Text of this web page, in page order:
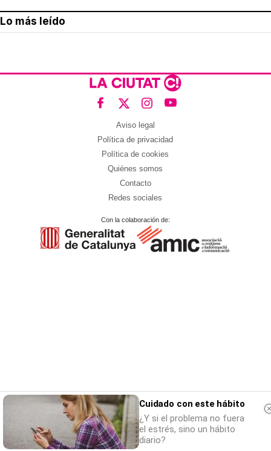
Lo más leído
Aviso legal
Política de privacidad
Política de cookies
Quiénes somos
Contacto
Redes sociales
Con la colaboración de:
Cuidado con este hábito
¿Y si el problema no fuera
el estrés, sino un hábito
diario?